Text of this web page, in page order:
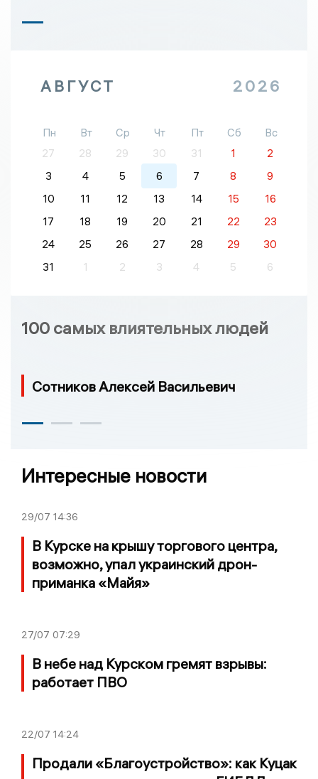
АВГУСТ 2026
Пн Вт Ср Чт Пт Сб
Вс
27
28 29 30 31 1
2
3
4 5 6 7 8
9
10
11 12 13 14 15
16
17
18 19 20 21 22
23
24
25 26 27 28 29
30
31
1 2 3 4 5 6
100 самых влиятельных людей
Сотников Алексей Васильевич
Интересные новости
29/07 14:36
В Курске на крышу торгового центра,
возможно, упал украинский дрон-
приманка «Майя»
27/07 07:29
В небе над Курском гремят взрывы:
работает ПВО
22/07 14:24
Продали «Благоустройство»: как Куцак